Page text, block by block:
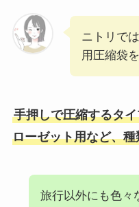
ニトリで
用圧縮袋
手押しで圧縮するタ
ローゼット用など、
旅行以外にも色々